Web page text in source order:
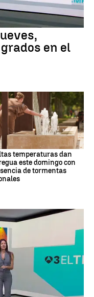
en el
temperaturas dan
este domingo con
de tormentas